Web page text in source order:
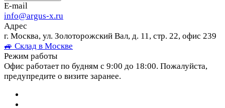
E-mail
info@argus-x.ru
Адрес
г. Москва, ул. Золоторожский Вал, д. 11, стр. 22, офис 239
🚙 Склад в Москве
Режим работы
Офис работает по будням с 9:00 до 18:00. Пожалуйста,
предупредите о визите заранее.